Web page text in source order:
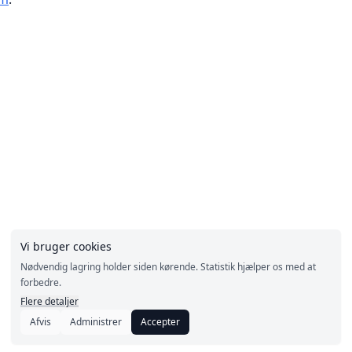
Vi bruger cookies
Nødvendig lagring holder siden kørende. Statistik hjælper os med at
forbedre.
Flere detaljer
Afvis
Administrer Accepter